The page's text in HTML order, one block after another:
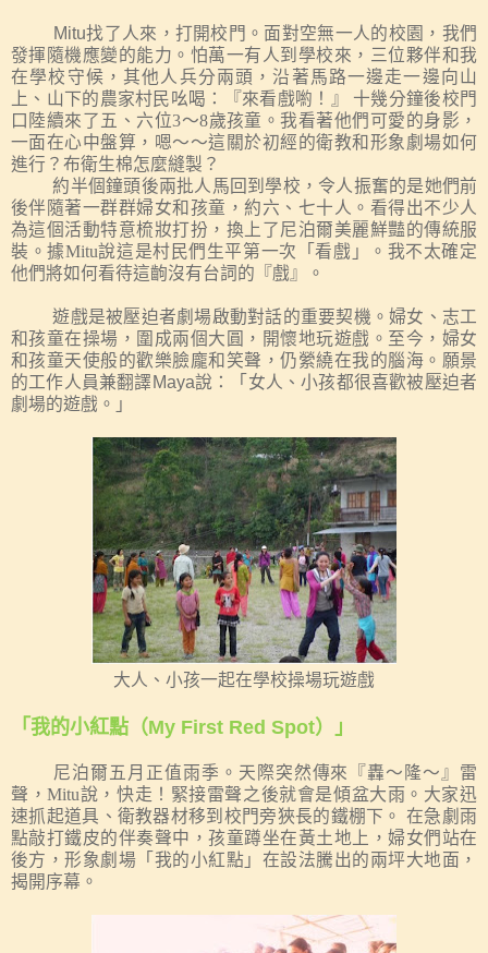
Mitu找了人來，打開校門。面對空無一人的校園，我們
發揮隨機應變的能力。怕萬一有人到學校來，三位夥伴和我
在學校守候，其他人兵分兩頭，沿著馬路一邊走一邊向山
上、山下的農家村民吆喝：『來看戲喲！』 十幾分鐘後校門
口陸續來了五、六位3～8歲孩童。我看著他們可愛的身影，
一面在心中盤算，嗯～～這關於初經的衛教和形象劇場如何
進行？布衛生棉怎麼縫製？
約半個鐘頭後兩批人馬回到學校， 令人振奮的是她們前
後伴隨著一群群婦女和孩童，約六、七十人。 看得出不少人
為這個活動特意梳妝打扮，換上了尼泊爾美麗鮮豔的傳統服
裝。據Mitu說這是村民們生平第一次「看戲」
。我不太確定
他們將如何看待這齣沒有台詞的『戲』
。
遊戲是被壓迫者劇場啟動對話的重要契機。婦女、志工
和孩童在操場，圍成兩個大圓，開懷地玩遊戲。至今，婦女
和孩童天使般的歡樂臉龐和笑聲，仍縈繞在我的腦海。願景
的工作人員兼翻譯 Maya說：「女人、小孩都很喜歡被壓迫者
劇場的遊戲。」
大人、小孩一起在學校操場玩遊戲
「我的小紅點（My First Red Spot）」
尼泊爾五月正值雨季。天際突然傳來『轟～隆～』 雷
聲，Mitu說，快走！緊接雷聲之後就會是傾盆大雨。 大家迅
速抓起道具、衛教器材移到校門旁狹長的鐵棚下。在急劇雨
點敲打鐵皮的伴奏聲中，孩童蹲坐在黃土地上，婦女們站在
後方，形象劇場「我的小紅點」在設法騰出的兩坪大地面，
揭開序幕。